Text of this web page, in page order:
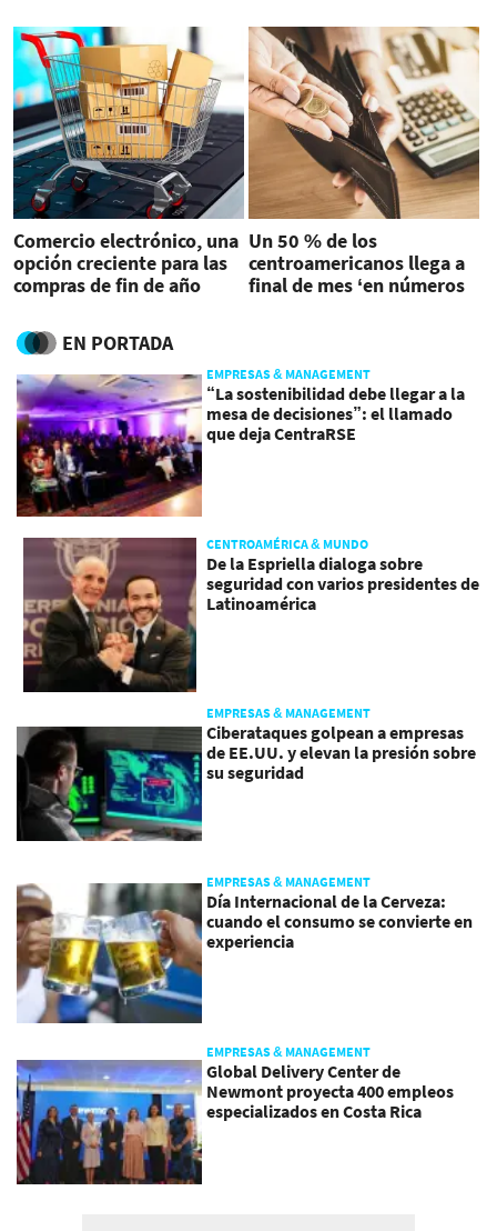
inflación
Comercio electrónico, una
opción creciente para las
compras de fin de año
Un 50 % de los
centroamericanos llega a
final de mes ‘en números
EN PORTADA
EMPRESAS & MANAGEMENT
“La sostenibilidad debe llegar a la
mesa de decisiones”: el llamado
que deja CentraRSE
CENTROAMÉRICA & MUNDO
De la Espriella dialoga sobre
seguridad con varios presidentes de
Latinoamérica
EMPRESAS & MANAGEMENT
Ciberataques golpean a empresas
de EE.UU. y elevan la presión sobre
su seguridad
EMPRESAS & MANAGEMENT
Día Internacional de la Cerveza:
cuando el consumo se convierte en
experiencia
EMPRESAS & MANAGEMENT
Global Delivery Center de
Newmont proyecta 400 empleos
especializados en Costa Rica